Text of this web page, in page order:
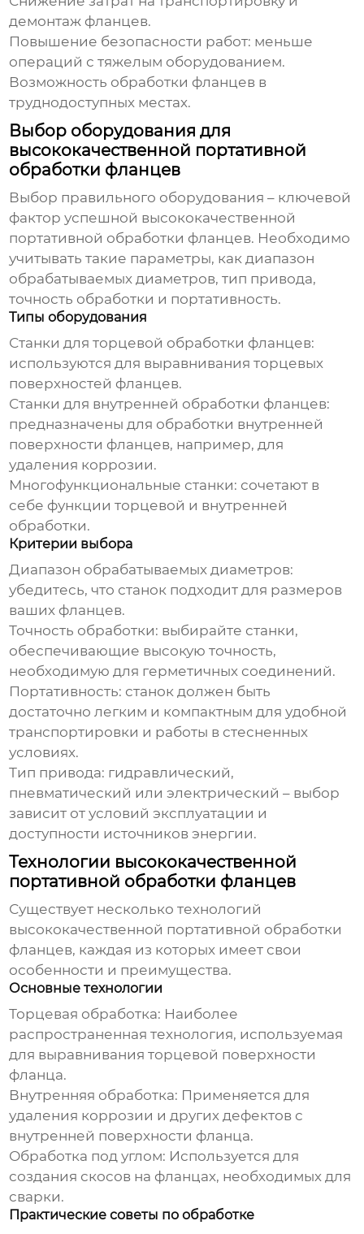
демонтаж фланцев.
Повышение безопасности работ: меньше
операций с тяжелым оборудованием.
Возможность обработки фланцев в
труднодоступных местах.
Выбор оборудования для
высококачественной портативной
обработки фланцев
Выбор правильного оборудования – ключевой
фактор успешной высококачественной
портативной обработки фланцев. Необходимо
учитывать такие параметры, как диапазон
обрабатываемых диаметров, тип привода,
точность обработки и портативность.
Типы оборудования
Станки для торцевой обработки фланцев:
используются для выравнивания торцевых
поверхностей фланцев.
Станки для внутренней обработки фланцев:
предназначены для обработки внутренней
поверхности фланцев, например, для
удаления коррозии.
Многофункциональные станки: сочетают в
себе функции торцевой и внутренней
обработки.
Критерии выбора
Диапазон обрабатываемых диаметров:
убедитесь, что станок подходит для размеров
ваших фланцев.
Точность обработки: выбирайте станки,
обеспечивающие высокую точность,
необходимую для герметичных соединений.
Портативность: станок должен быть
достаточно легким и компактным для удобной
транспортировки и работы в стесненных
условиях.
Тип привода: гидравлический,
пневматический или электрический – выбор
зависит от условий эксплуатации и
доступности источников энергии.
Технологии высококачественной
портативной обработки фланцев
Существует несколько технологий
высококачественной портативной обработки
фланцев, каждая из которых имеет свои
особенности и преимущества.
Основные технологии
Торцевая обработка: Наиболее
распространенная технология, используемая
для выравнивания торцевой поверхности
фланца.
Внутренняя обработка: Применяется для
удаления коррозии и других дефектов с
внутренней поверхности фланца.
Обработка под углом: Используется для
создания скосов на фланцах, необходимых для
сварки.
Практические советы по обработке